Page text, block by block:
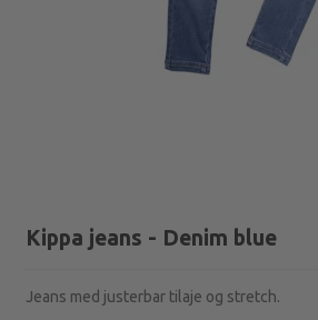
Kippa jeans - Denim blue
Jeans med justerbar tilaje og stretch.